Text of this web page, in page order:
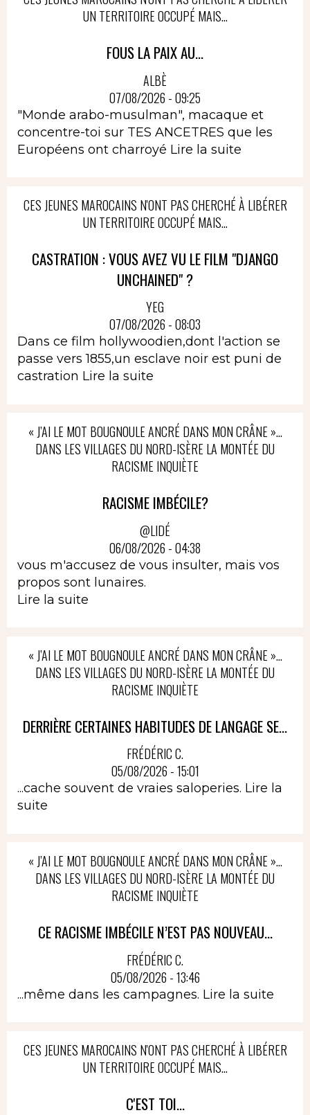
UN TERRITOIRE OCCUPÉ MAIS...
FOUS LA PAIX AU...
ALBÈ
07/08/2026 - 09:25
"Monde arabo-musulman", macaque et
concentre-toi sur TES ANCETRES que les
Européens ont charroyé Lire la suite
CES JEUNES MAROCAINS N'ONT PAS CHERCHÉ À LIBÉRER
UN TERRITOIRE OCCUPÉ MAIS...
CASTRATION : VOUS AVEZ VU LE FILM "DJANGO
UNCHAINED" ?
YEG
07/08/2026 - 08:03
Dans ce film hollywoodien,dont l'action se
passe vers 1855,un esclave noir est puni de
castration Lire la suite
« J’AI LE MOT BOUGNOULE ANCRÉ DANS MON CRÂNE »…
DANS LES VILLAGES DU NORD-ISÈRE LA MONTÉE DU
RACISME INQUIÈTE
RACISME IMBÉCILE?
@LIDÉ
06/08/2026 - 04:38
vous m'accusez de vous insulter, mais vos
propos sont lunaires.
Lire la suite
« J’AI LE MOT BOUGNOULE ANCRÉ DANS MON CRÂNE »…
DANS LES VILLAGES DU NORD-ISÈRE LA MONTÉE DU
RACISME INQUIÈTE
DERRIÈRE CERTAINES HABITUDES DE LANGAGE SE...
FRÉDÉRIC C.
05/08/2026 - 15:01
...cache souvent de vraies saloperies. Lire la
suite
« J’AI LE MOT BOUGNOULE ANCRÉ DANS MON CRÂNE »…
DANS LES VILLAGES DU NORD-ISÈRE LA MONTÉE DU
RACISME INQUIÈTE
CE RACISME IMBÉCILE N’EST PAS NOUVEAU...
FRÉDÉRIC C.
05/08/2026 - 13:46
...même dans les campagnes. Lire la suite
CES JEUNES MAROCAINS N'ONT PAS CHERCHÉ À LIBÉRER
UN TERRITOIRE OCCUPÉ MAIS...
C'EST TOI...